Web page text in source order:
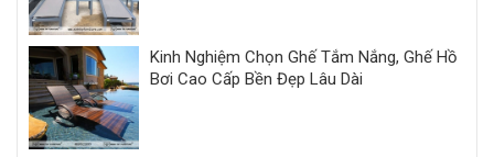
Kinh Nghiệm Chọn Ghế Tắm Nắng, Ghế Hồ
Bơi Cao Cấp Bền Đẹp Lâu Dài